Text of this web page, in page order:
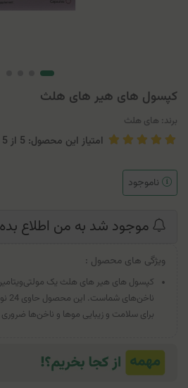
کپسول های هیر های هلث
برند: های هلث
امتیاز این محصول: 5 از 5
ناموجود
موجود شد به من اطلاع بده
ویژگی های محصول :
کپسول های هیر های هلث یک
برای سلامت و زیبایی موها و ناخن‌ها